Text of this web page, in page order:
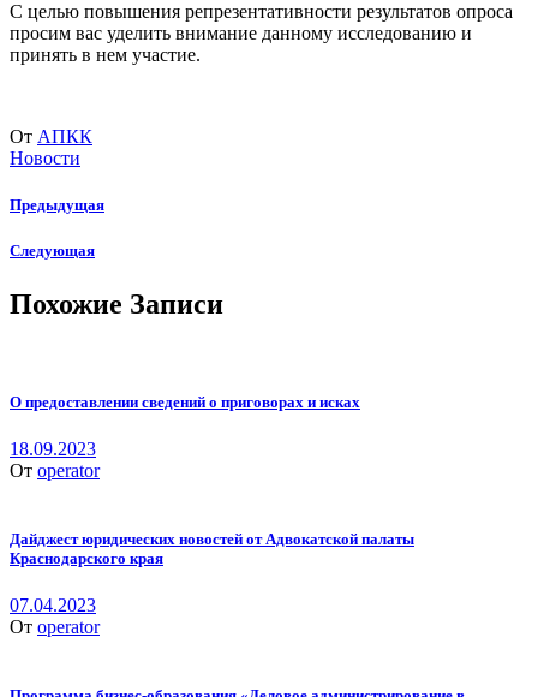
С целью повышения репрезентативности результатов опроса
просим вас уделить внимание данному исследованию и
принять в нем участие.
От АПКК
Новости
Предыдущая
Следующая
Похожие Записи
О предоставлении сведений о приговорах и исках
18.09.2023
От operator
Дайджест юридических новостей от Адвокатской палаты
Краснодарского края
07.04.2023
От operator